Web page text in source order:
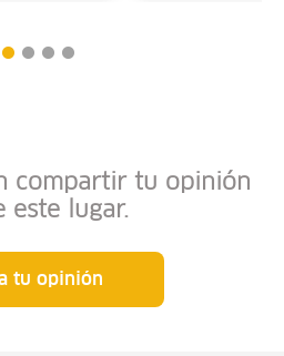
compartir tu opinión
este lugar.
tu opinión